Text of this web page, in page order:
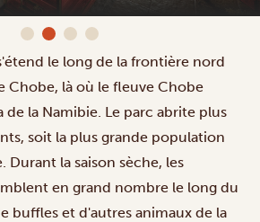
le long de la frontière nord
Chobe, là où le fleuve Chobe
de la Namibie. Le parc abrite plus
soit la plus grande population
Durant la saison sèche, les
en grand nombre le long du
buffles et d'autres animaux de la